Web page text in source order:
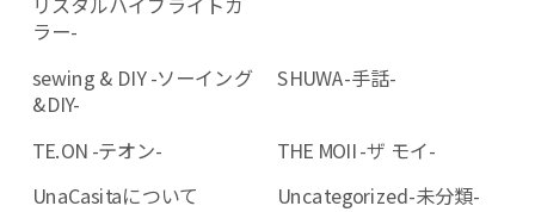
ラー-
sewing & DIY -ソーイング
&DIY-
SHUWA-手話-
TE.ON -テオン-
THE MOII -ザ モイ-
UnaCasitaについて
Uncategorized-未分類-